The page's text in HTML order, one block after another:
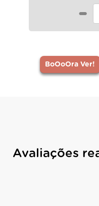
-
BoOoOra Ver!
Avaliações